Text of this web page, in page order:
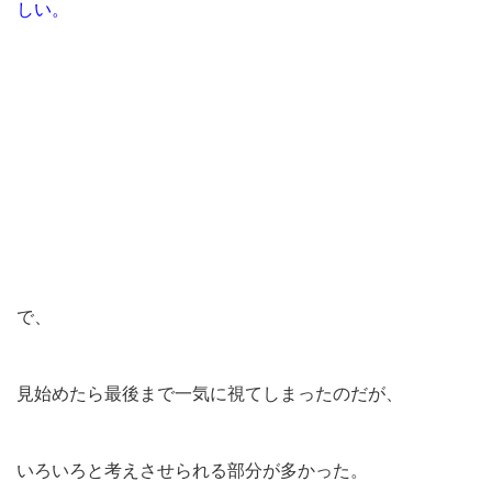
しい。
で、
見始めたら最後まで一気に視てしまったのだが、
いろいろと考えさせられる部分が多かった。